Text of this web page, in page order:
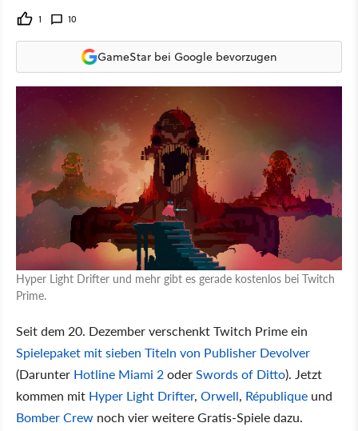
1 10
GameStar bei Google bevorzugen
Hyper Light Drifter und mehr gibt es gerade kostenlos bei Twitch
Prime.
Seit dem 20. Dezember verschenkt Twitch Prime ein
Spielepaket mit sieben Titeln von Publisher Devolver
(Darunter Hotline Miami 2oderSwords of Ditto). Jetzt
kommen mit Hyper Light Drifter, Orwell, République und
Bomber Crew noch vier weitere Gratis-Spiele dazu.